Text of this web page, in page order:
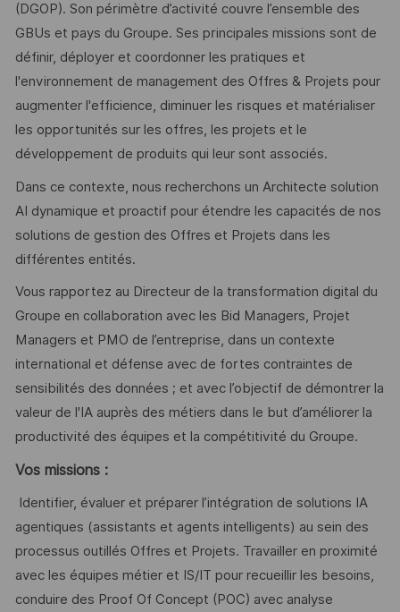
(DGOP). Son périmètre d’activité couvre l’ensemble des
GBUs et pays du Groupe. Ses principales missions sont de
définir, déployer et coordonner les pratiques et
l'environnement de management des Offres & Projets pour
augmenter l'efficience, diminuer les risques et matérialiser
les opportunités sur les offres, les projets et le
développement de produits qui leur sont associés.
Dans ce contexte, nous recherchons un Architecte solution
AI dynamique et proactif pour étendre les capacités de nos
solutions de gestion des Offres et Projets dans les
différentes entités.
Vous rapportez au Directeur de la transformation digital du
Groupe en collaboration avec les Bid Managers, Projet
Managers et PMO de l’entreprise, dans un contexte
international et défense avec de fortes contraintes de
sensibilités des données ; et avec l’objectif de démontrer la
valeur de l'IA auprès des métiers dans le but d’améliorer la
productivité des équipes et la compétitivité du Groupe.
Vos missions :
Identifier, évaluer et préparer l’intégration de solutions IA
agentiques (assistants et agents intelligents) au sein des
processus outillés Offres et Projets. Travailler en proximité
avec les équipes métier et IS/IT pour recueillir les besoins,
conduire des Proof Of Concept (POC) avec analyse